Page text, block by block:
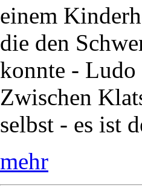
einem
die den
konnte - Ludo
Zwischen
selbst - es ist
mehr